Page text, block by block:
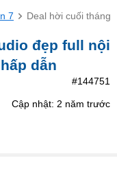
7 Deal hời cuối tháng
đẹp full nội
dẫn
#144751
Cập nhật: 2 năm trước